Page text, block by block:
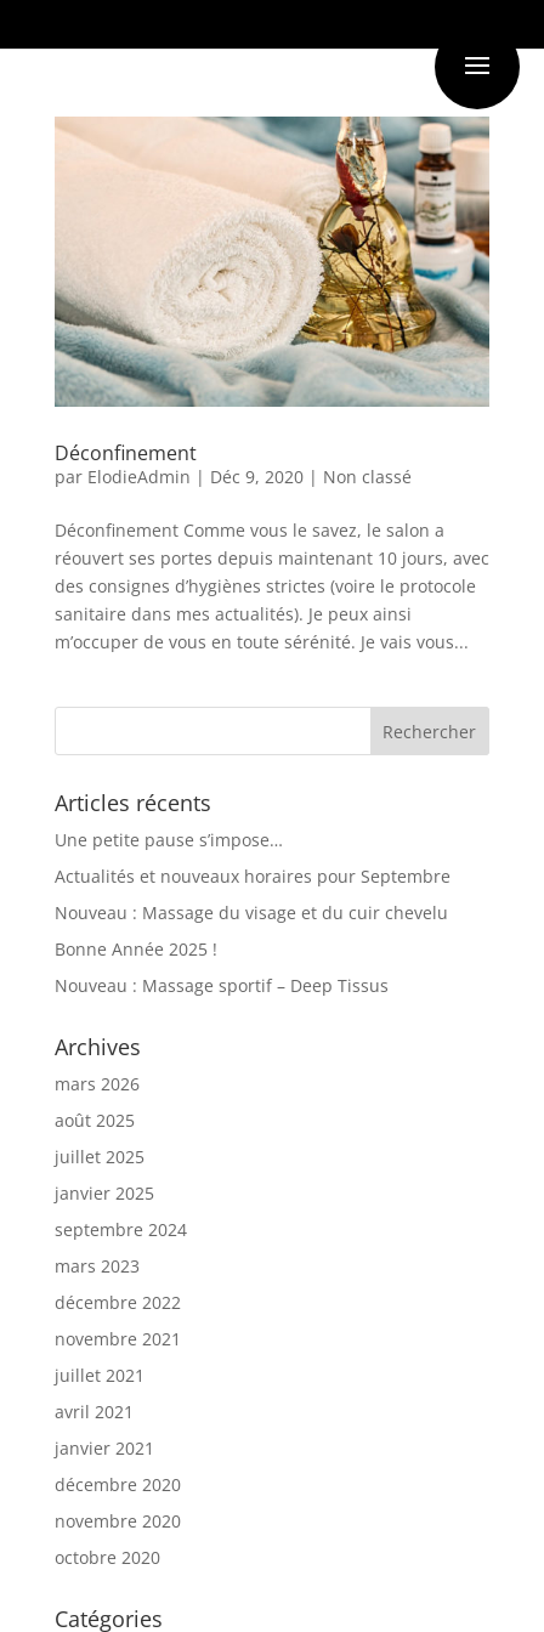
Déconfinement
par ElodieAdmin | Déc 9, 2020| Non classé
Déconfinement Comme vous le savez, le salon a
réouvert ses portes depuis maintenant 10 jours, avec
des consignes d’hygiènes strictes (voire le protocole
sanitaire dans mes actualités). Je peux ainsi
m’occuper de vous en toute sérénité. Je vais vous...
Articles récents
Une petite pause s’impose…
Actualités et nouveaux horaires pour Septembre
Nouveau : Massage du visage et du cuir chevelu
Bonne Année 2025 !
Nouveau : Massage sportif – Deep Tissus
Archives
mars 2026
août 2025
juillet 2025
janvier 2025
septembre 2024
mars 2023
décembre 2022
novembre 2021
juillet 2021
avril 2021
janvier 2021
décembre 2020
novembre 2020
octobre 2020
Catégories